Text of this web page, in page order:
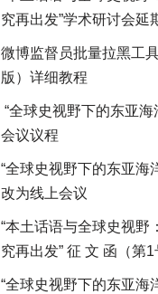
究再出发”学术研讨会延
微博监督员批量拉黑工
版）详细教程
“全球史视野下的东亚海
会议议程
“全球史视野下的东亚海
改为线上会议
“本土话语与全球史视野
究再出发” 征 文 函（第1
“全球史视野下的东亚海